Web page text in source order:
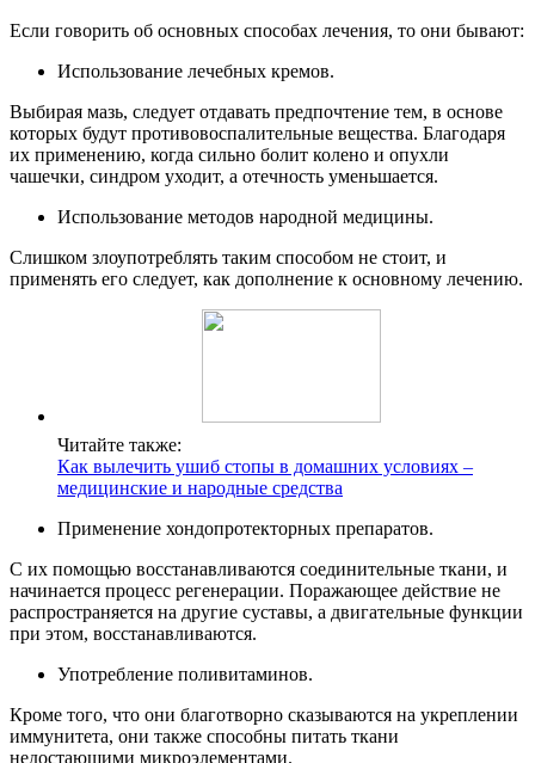
Если говорить об основных способах лечения, то они бывают:
Использование лечебных кремов.
Выбирая мазь, следует отдавать предпочтение тем, в основе
которых будут противовоспалительные вещества. Благодаря
их применению, когда сильно болит колено и опухли
чашечки, синдром уходит, а отечность уменьшается.
Использование методов народной медицины.
Слишком злоупотреблять таким способом не стоит, и
применять его следует, как дополнение к основному лечению.
Читайте также:
Как вылечить ушиб стопы в домашних условиях –
медицинские и народные средства
Применение хондопротекторных препаратов.
С их помощью восстанавливаются соединительные ткани, и
начинается процесс регенерации. Поражающее действие не
распространяется на другие суставы, а двигательные функции
при этом, восстанавливаются.
Употребление поливитаминов.
Кроме того, что они благотворно сказываются на укреплении
иммунитета, они также способны питать ткани
недостающими микроэлементами.